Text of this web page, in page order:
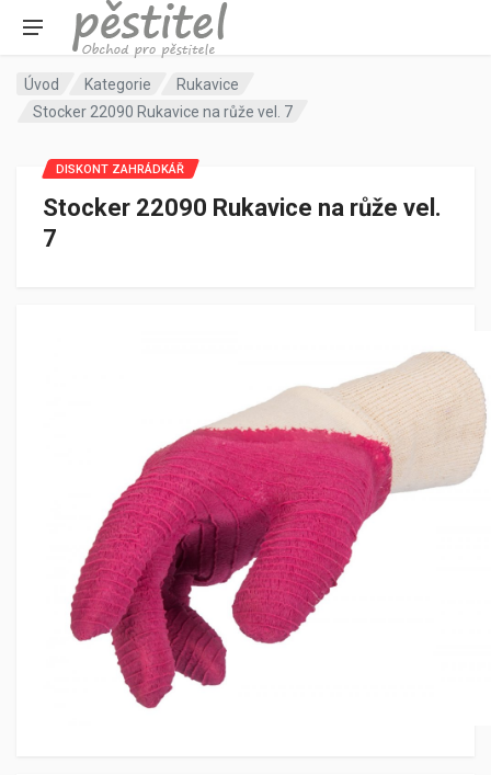
Úvod Kategorie
Rukavice
Stocker 22090 Rukavice na růže vel. 7
Stocker 22090 Rukavice na růže vel.
7
DISKONT ZAHRÁDKÁŘ